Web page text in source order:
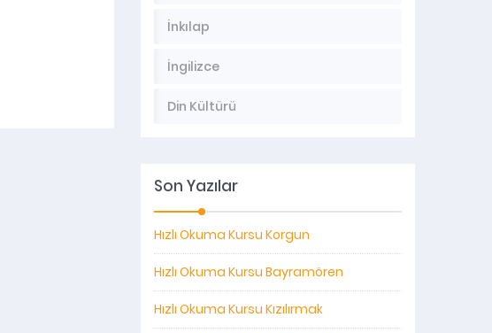
İnkılap
İngilizce
Din Kültürü
Son Yazılar
Hızlı Okuma Kursu Korgun
Hızlı Okuma Kursu Bayramören
Hızlı Okuma Kursu Kızılırmak